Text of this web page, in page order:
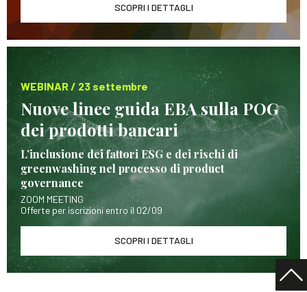
SCOPRI I DETTAGLI
WEBINAR / 23 settembre
Nuove linee guida EBA sulla POG
dei prodotti bancari
L’inclusione dei fattori ESG e dei rischi di
greenwashing nel processo di product
governance
ZOOM MEETING
Offerte per iscrizioni entro il 02/09
SCOPRI I DETTAGLI